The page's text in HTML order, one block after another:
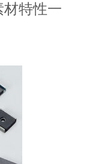
特性一